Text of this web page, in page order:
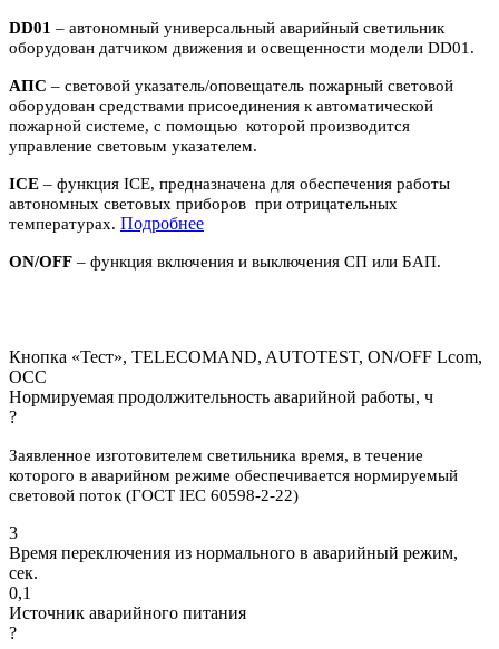
DD01 – автономный универсальный аварийный светильник
оборудован датчиком движения и освещенности модели DD01.
АПС – световой указатель/оповещатель пожарный световой
оборудован средствами присоединения к автоматической
пожарной системе, с помощью которой производится
управление световым указателем.
ICE – функция ICE, предназначена для обеспечения работы
автономных световых приборов при отрицательных
температурах. Подробнее
ON/OFF – функция включения и выключения СП или БАП.
Кнопка «Тест», TELECOMAND, AUTOTEST, ON/OFF Lcom,
OCC
Нормируемая продолжительность аварийной работы, ч
?
Заявленное изготовителем светильника время, в течение
которого в аварийном режиме обеспечивается нормируемый
световой поток (ГОСТ IEC 60598-2-22)
3
Время переключения из нормального в аварийный режим,
сек.
0,1
Источник аварийного питания
?